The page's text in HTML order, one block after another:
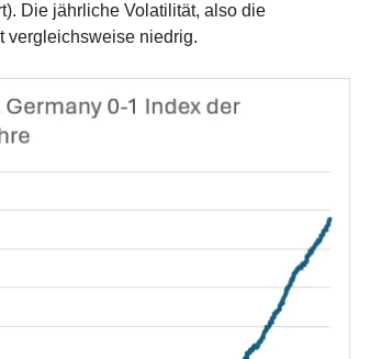
Die jährliche Volatilität, also die
vergleichsweise niedrig.